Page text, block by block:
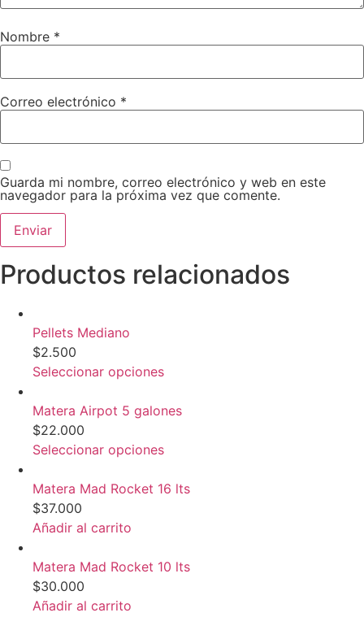
Nombre *
Correo electrónico *
Guarda mi nombre, correo electrónico y web en este
navegador para la próxima vez que comente.
Productos relacionados
Pellets Mediano
$2.500
Seleccionar opcionesEste
tiene
variantes.
opciones
en
Matera Airpot 5 galones
$22.000
Seleccionar opcionesEste
tiene
opciones
Matera Mad Rocket 16 lts
$37.000
Añadir al carrito
Matera Mad Rocket 10 lts
$30.000
Añadir al carrito